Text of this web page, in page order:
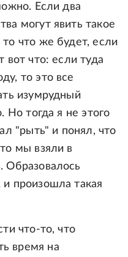
Если два
могут явить такое
что же будет, если
вот что: если туда
то это все
изумрудный
Но тогда я не этого
"рыть" и понял, что
мы взяли в
Образовалось
произошла такая
что-то, что
время на